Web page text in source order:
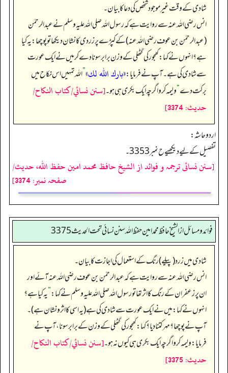
شادی کے وقت غیر موجود شخص کی دعا کا بیان۔
انس رضی الله عنہ سے روایت ہے کہ رسول اللہ صلی اللہ علیہ وسلم نے عبدالرحمٰن
(عبدالرحمٰن بن عوف رضی اللہ عنہ) کے کپڑے پر زردی کا نشان دیکھا تو پوچھا: یہ کیا
ہے؟ انہوں نے کہا: کھجور کی گٹھلی کے وزن برابر سونا دے کر میں نے ایک عورت
سے شادی کی ہے۔ آپ نے فرمایا:«بارك اللہ لك»”اللہ تمہیں اس نکاح میں
برکت دے“ولیمہ کرو اگرچہ ایک بکری ہی ہو۔[سنن نسائي/كتاب النكاح/
حدیث: 3374]
اردو حاشہ:
تفصیل کے لیے دیکھیے ح نمبر3353۔
[سنن نسائی ترجمہ و فوائد از الشیخ حافظ محمد امین حفظ اللہ، حدیث/
صفحہ نمبر: 3374]
فوائد ومسائل از الشيخ حافظ محمد امين حفظ الله سنن نسائي تحت الحديث3375
شادی میں زرد (پیلے) رنگ کے استعمال کی اجازت کا بیان۔
انس رضی الله عنہ سے روایت ہے کہ عبدالرحمٰن بن عوف رضی اللہ عنہ آئے اور
ان پر زعفران کے رنگ کا اثر تھا تو رسول اللہ صلی اللہ علیہ وسلم نے کہا:”یہ کیا ہے؟
انہوں نے کہا: میں نے ایک عورت سے شادی کی ہے (یہ اسی کا اثر و نشان ہے)۔
آپ نے پوچھا؟ مہر کتنا دیا؟ کہا: کھجور کی گٹھلی کے وزن کے برابر سونا، آپ نے
فرمایا: ولیمہ کرو اگرچہ ایک بکری ہی کیوں نہ ہو۔[سنن نسائي/كتاب النكاح/
حدیث: 3375]